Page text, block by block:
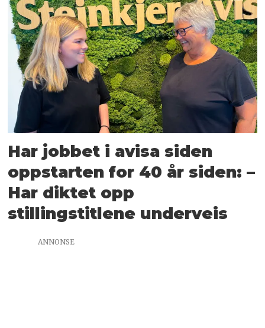
Har jobbet i avisa siden
oppstarten for 40 år siden: –
Har diktet opp
stillingstitlene underveis
ANNONSE